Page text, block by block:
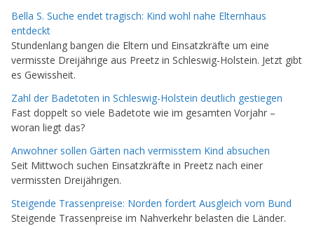
Bella S. Suche endet tragisch: Kind wohl nahe Elternhaus
entdeckt
Stundenlang bangen die Eltern und Einsatzkräfte um eine
vermisste Dreijährige aus Preetz in Schleswig-Holstein. Jetzt gibt
es Gewissheit.
Zahl der Badetoten in Schleswig-Holstein deutlich gestiegen
Fast doppelt so viele Badetote wie im gesamten Vorjahr –
woran liegt das?
Anwohner sollen Gärten nach vermisstem Kind absuchen
Seit Mittwoch suchen Einsatzkräfte in Preetz nach einer
vermissten Dreijährigen.
Steigende Trassenpreise: Norden fordert Ausgleich vom Bund
Steigende Trassenpreise im Nahverkehr belasten die Länder.